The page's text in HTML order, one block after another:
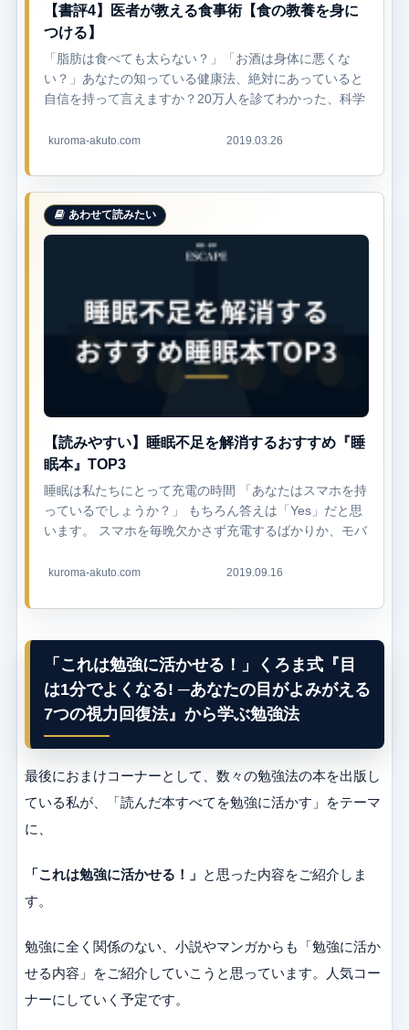
【書評4】医者が教える食事術【食の教養を身に
つける】
「脂肪は食べても太らない？」「お酒は身体に悪くな
い？」あなたの知っている健康法、絶対にあっていると
自信を持って言えますか？20万人を診てわかった、科学
う！ こんな人にオススメ...
kuroma-akuto.com 2019.03.26
【読みやすい】睡眠不足を解消するおすすめ『睡
眠本』TOP3
睡眠は私たちにとって充電の時間 「あなたはスマホを持
っているでしょうか？」 もちろん答えは「Yes」だと思
います。 スマホを毎晩欠かさず充電するばかりか、モバ
人も多いですよね。なぜなら...
kuroma-akuto.com 2019.09.16
「これは勉強に活かせる！」くろま式『目
は1分でよくなる! ─あなたの目がよみがえる
7つの視力回復法』から学ぶ勉強法
最後におまけコーナーとして、数々の勉強法の本を出版し
ている私が、「読んだ本すべてを勉強に活かす」をテーマ
に、
「これは勉強に活かせる！」 と思った内容をご紹介しま
す。
勉強に全く関係のない、小説やマンガからも「勉強に活か
せる内容」をご紹介していこうと思っています。人気コー
ナーにしていく予定です。